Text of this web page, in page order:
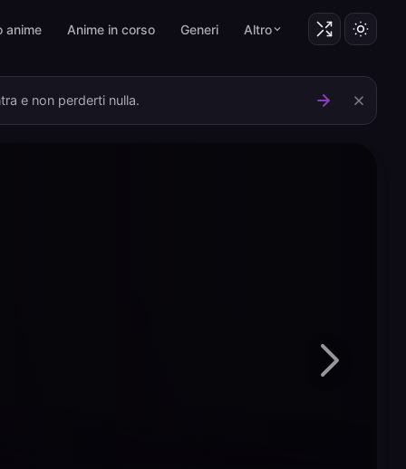
anime Anime in corso Generi Altro
e non perderti nulla.